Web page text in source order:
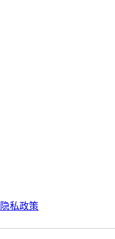
隐私政策